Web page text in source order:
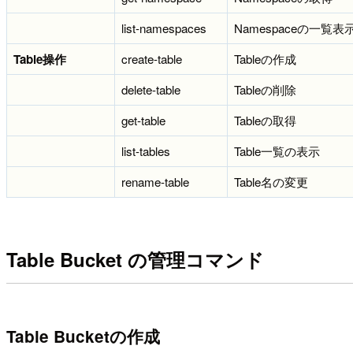
list-namespaces
Namespaceの一覧表
Table操作 create-table
Tableの作成
delete-table
Tableの削除
get-table
Tableの取得
list-tables
Table一覧の表示
rename-table
Table名の変更
Table Bucket の管理コマンド
Table Bucketの作成